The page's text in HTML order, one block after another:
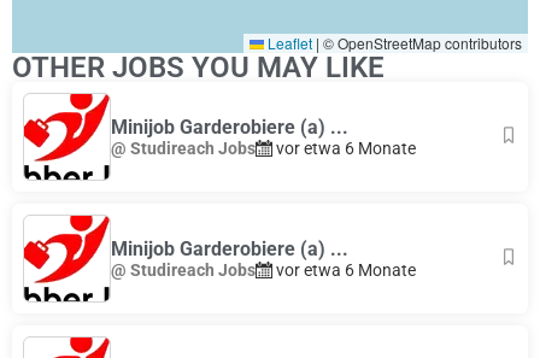
Leaflet | © OpenStreetMap contributors
OTHER JOBS YOU MAY LIKE
Minijob Garderobiere (a) ...
@ Studireach Jobs vor etwa 6 Monate
Minijob Garderobiere (a) ...
@ Studireach Jobs vor etwa 6 Monate